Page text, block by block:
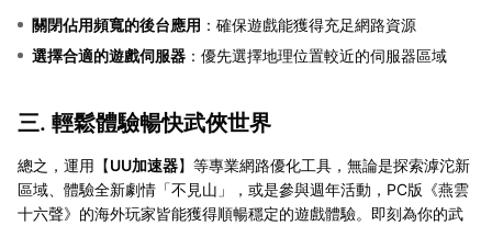
關閉佔用頻寬的後台應用 ：確保遊戲能獲得充足網路資源
選擇合適的遊戲伺服器 ：優先選擇地理位置較近的伺服器區域
三. 輕鬆體驗暢快武俠世界
總之，運用【UU加速器】等專業網路優化工具，無論是探索滹沱新
區域、體驗全新劇情「不見山」，或是參與週年活動，PC版《燕雲
十六聲》的海外玩家皆能獲得順暢穩定的遊戲體驗。即刻為你的武